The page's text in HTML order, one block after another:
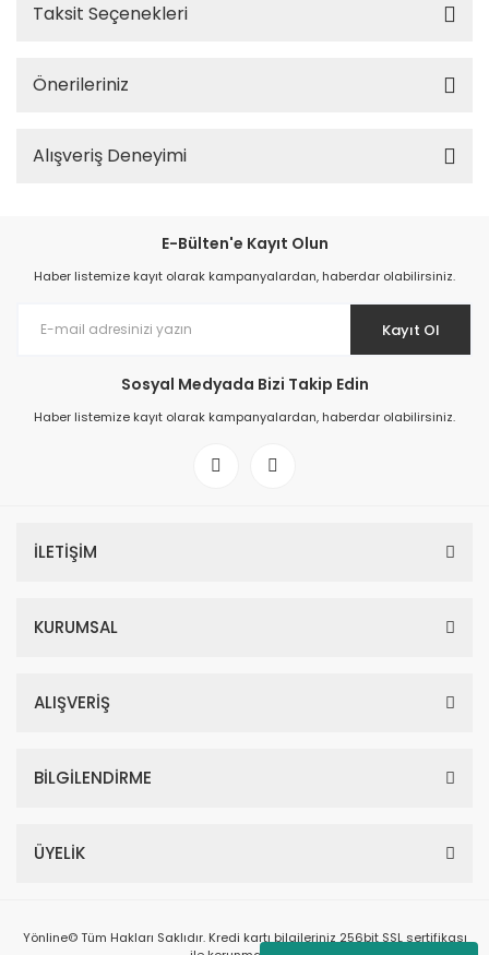
Taksit Seçenekleri
Önerileriniz
Alışveriş Deneyimi
E-Bülten'e Kayıt Olun
Haber listemize kayıt olarak kampanyalardan, haberdar olabilirsiniz.
Kayıt Ol
Sosyal Medyada Bizi Takip Edin
Haber listemize kayıt olarak kampanyalardan, haberdar olabilirsiniz.
İLETİŞİM
KURUMSAL
ALIŞVERİŞ
BİLGİLENDİRME
ÜYELİK
Yönline© Tüm Hakları Saklıdır. Kredi kartı bilgileriniz 256bit SSL sertifikası